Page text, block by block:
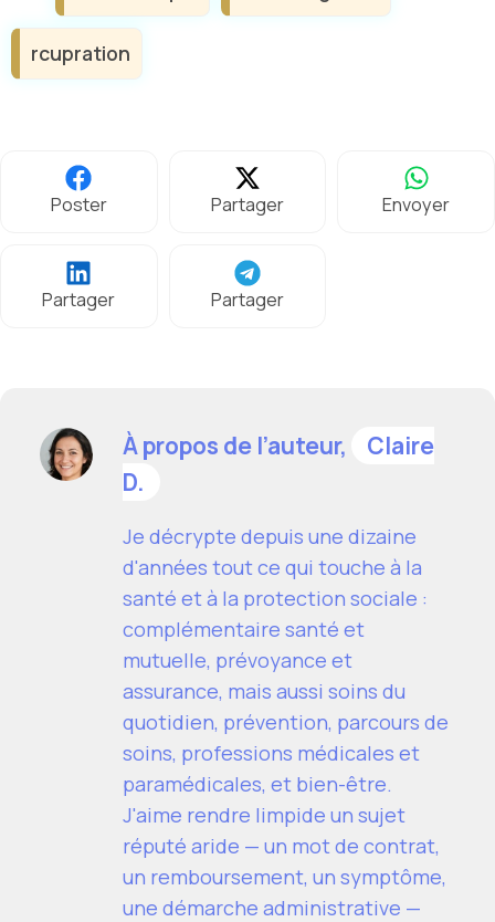
rcupration
Poster Partager Envoyer
Partager Partager
À propos de l’auteur,
Claire
D.
Je décrypte depuis une dizaine
d'années tout ce qui touche à la
santé et à la protection sociale :
complémentaire santé et
mutuelle, prévoyance et
assurance, mais aussi soins du
quotidien, prévention, parcours de
soins, professions médicales et
paramédicales, et bien-être.
J'aime rendre limpide un sujet
réputé aride — un mot de contrat,
un remboursement, un symptôme,
une démarche administrative —